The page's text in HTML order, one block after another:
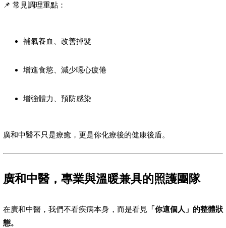
📌 常見調理重點：
補氣養血、改善掉髮
增進食慾、減少噁心疲倦
增強體力、預防感染
廣和中醫不只是療癒，更是你化療後的健康後盾。
廣和中醫，專業與溫暖兼具的照護團隊
在廣和中醫，我們不看疾病本身，而是看見 「你這個人」的整體狀
態。